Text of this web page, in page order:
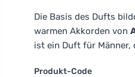
Die Basis des Dufts
warmen Akkorden von
ist ein Duft für Männer,
Produkt-Code